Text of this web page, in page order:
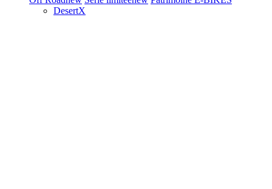
DesertX